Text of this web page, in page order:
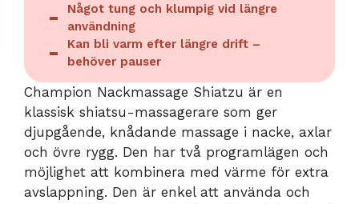
Något tung och klumpig vid längre
användning
Kan bli varm efter längre drift –
behöver pauser
Champion Nackmassage Shiatzu är en
klassisk shiatsu-massagerare som ger
djupgående, knådande massage i nacke, axlar
och övre rygg. Den har två programlägen och
möjlighet att kombinera med värme för extra
avslappning. Den är enkel att använda och